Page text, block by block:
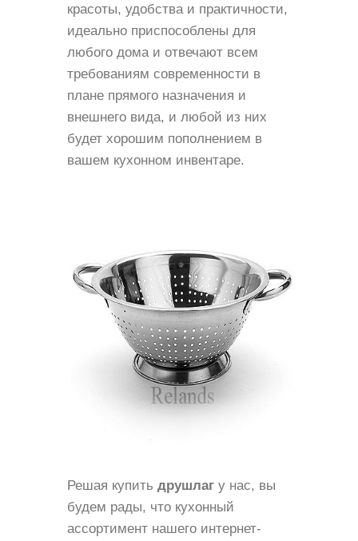
красоты, удобства и практичности,
идеально приспособлены для
любого дома и отвечают всем
требованиям современности в
плане прямого назначения и
внешнего вида, и любой из них
будет хорошим пополнением в
вашем кухонном инвентаре.
Решая купить друшлаг у нас, вы
будем рады, что кухонный
ассортимент нашего интернет-